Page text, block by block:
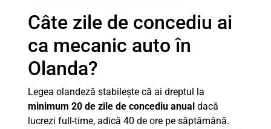
Câte zile de concediu ai
ca mecanic auto în
Olanda?
Legea olandeză stabilește că ai dreptul la
minimum 20 de zile de concediu anual dacă
lucrezi full-time, adică 40 de ore pe săptămână.